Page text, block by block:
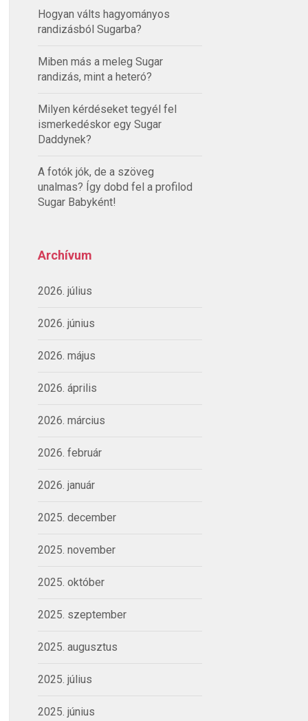
Hogyan válts hagyományos
randizásból Sugarba?
Miben más a meleg Sugar
randizás, mint a heteró?
Milyen kérdéseket tegyél fel
ismerkedéskor egy Sugar
Daddynek?
A fotók jók, de a szöveg
unalmas? Így dobd fel a profilod
Sugar Babyként!
Archívum
2026. július
2026. június
2026. május
2026. április
2026. március
2026. február
2026. január
2025. december
2025. november
2025. október
2025. szeptember
2025. augusztus
2025. július
2025. június